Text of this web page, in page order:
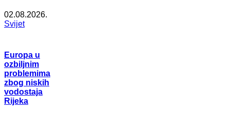
02.08.2026.
Svijet
Europa u
ozbiljnim
problemima
zbog niskih
vodostaja
Rijeka